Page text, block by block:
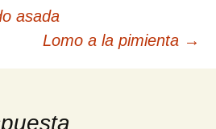
asada
Lomo a la pimienta →